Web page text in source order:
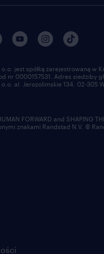
jest spółką zarejestrowaną w
nr 0000157531. Adres siedziby
al. Jerozolimskie 134, 02-305
FORWARD and SHAPING
znakami Randstad N.V. ©